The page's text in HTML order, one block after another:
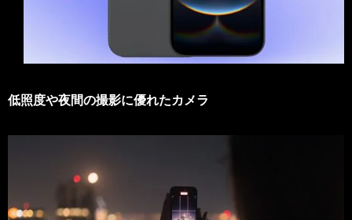
低照度や夜間の撮影に優れたカメラ